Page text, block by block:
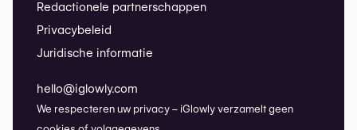
Redactionele partnerschappen
Privacybeleid
Juridische informatie
hello@iglowly.com
We respecteren uw privacy – iGlowly verzamelt geen